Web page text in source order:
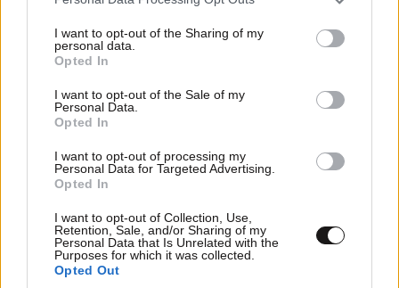
not limited to your visit or usage behaviour. You may click to
grant or deny consent to Google and its third-party tags to
use your data for below specified purposes in below Google
consent section.
I want to opt-out of the Sharing of my
personal data.
Opted In
I want to opt-out of the Sale of my
Personal Data.
Opted In
I want to opt-out of processing my
Personal Data for Targeted Advertising.
Opted In
I want to opt-out of Collection, Use,
Retention, Sale, and/or Sharing of my
Personal Data that Is Unrelated with the
Purposes for which it was collected.
Opted Out
Απαντήστε
TRENDING